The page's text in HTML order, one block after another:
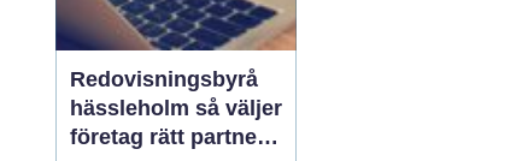
Redovisningsbyrå
hässleholm så väljer
företag rätt partner